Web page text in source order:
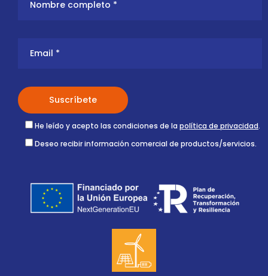
He leído y acepto las condiciones de la política de privacidad.
Deseo recibir información comercial de productos/servicios.